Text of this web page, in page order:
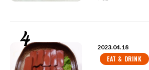
2023.04.18
EAT & DRINK